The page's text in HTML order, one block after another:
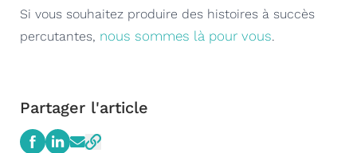
Partager l'article
Si vous souhaitez produire des histoires à succès
percutantes, nous sommes là pour vous.